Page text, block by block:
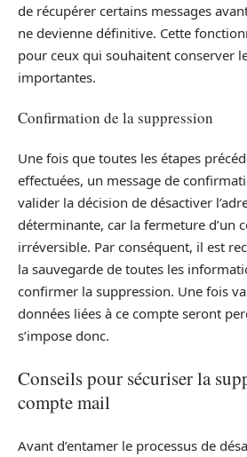
de récupérer certains messages
ne devienne définitive. Cette
pour ceux qui souhaitent conserver
importantes.
Confirmation de la suppression
Une fois que toutes les étapes
effectuées, un message de
valider la décision de désactiver
déterminante, car la fermeture d’un
irréversible. Par conséquent, il est
la sauvegarde de toutes les
confirmer la suppression. Une fois
données liées à ce compte seront
s’impose donc.
Conseils pour sécuriser la
compte mail
Avant d’entamer le processus de